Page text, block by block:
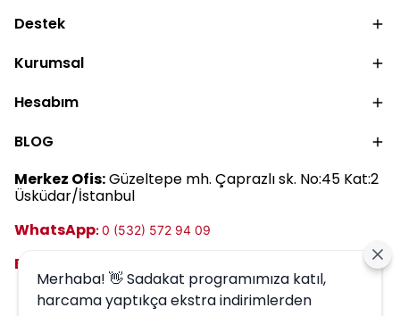
kullanıma kadar güneş
keşfedin.
nemlendirici kullanımını
Destek
Kurumsal
Hesabım
BLOG
Merkez Ofis:Güzeltepe mh. Çaprazlı sk. No:45 Kat:2
Üsküdar/İstanbul
WhatsApp:0 (532) 572 94 09
E-posta:
Merhaba! 👋 Sadakat programımıza katıl,
harcama yaptıkça ekstra indirimlerden